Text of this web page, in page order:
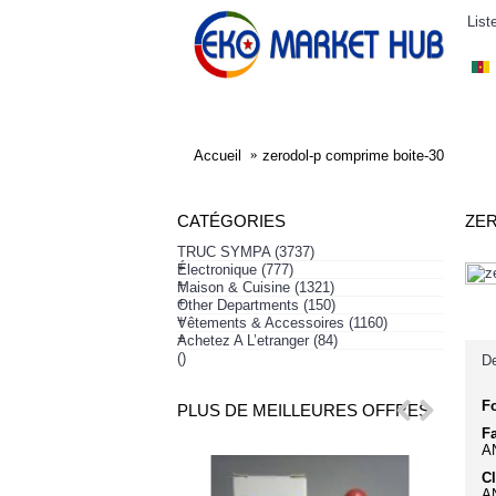
Accueil zerodol-p comprime boite-30
CATÉGORIES
TRUC SYMPA (3737)
+
Électronique (777)
+
Maison & Cuisine (1321)
+
Other Departments (150)
+
Vêtements & Accessoires (1160)
+
Achetez A L’etranger (84)
()
PLUS DE MEILLEURES OFFRES